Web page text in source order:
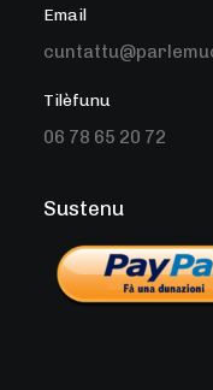
Email
Tilèfunu
06 78 65 20 72
Sustenu